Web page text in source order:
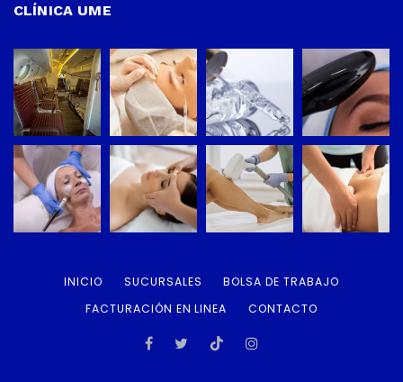
CLÍNICA UME
INICIO SUCURSALES
BOLSA DE TRABAJO
FACTURACIÓN EN LINEA
CONTACTO